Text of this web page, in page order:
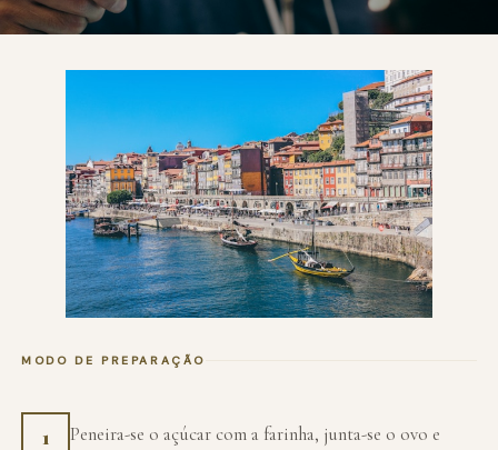
MODO DE PREPARAÇÃO
1
Peneira-se o açúcar com a farinha, junta-se o ovo e